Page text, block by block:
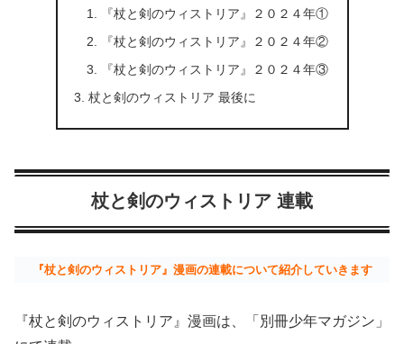
『杖と剣のウィストリア』２０２４年①
『杖と剣のウィストリア』２０２４年②
『杖と剣のウィストリア』２０２４年③
杖と剣のウィストリア 最後に
杖と剣のウィストリア 連載
『杖と剣のウィストリア』漫画の連載について紹介していきます
『杖と剣のウィストリア』漫画は、「別冊少年マガジン」